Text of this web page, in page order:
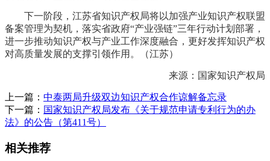
下一阶段，江苏省知识产权局将以加强产业知识产权联盟
备案管理为契机，落实省政府“产业强链”三年行动计划部署，
进一步推动知识产权与产业工作深度融合，更好发挥知识产权
对高质量发展的支撑引领作用。（江苏）
来源：国家知识产权局
上一篇： 中泰两局升级双边知识产权合作谅解备忘录
下一篇： 国家知识产权局发布《关于规范申请专利行为的办
法》的公告（第411号）
相关推荐